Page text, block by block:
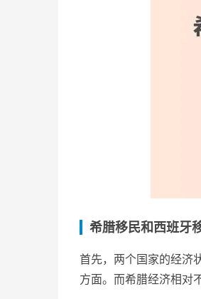
希腊移民和西班牙
首先，两个国家的经济
方面。而希腊经济相对